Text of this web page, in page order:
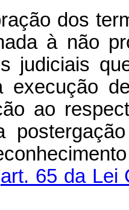
dos
à não
judiciais
execução
ao
art. 65 da Lei